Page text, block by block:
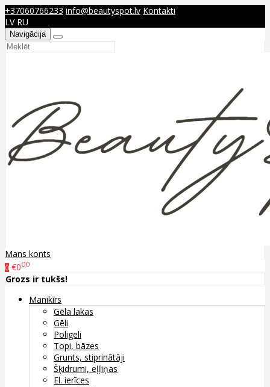
+37060766233 info@beautyspot.lv Kontakti
LV RU
Navigācija
Mans konts
0 €000
Grozs ir tukšs!
Manikīrs
Gēla lakas
Gēli
Poligeli
Topi, bāzes
Grunts, stiprinātāji
Šķidrumi, eļļiņas
El. ierīces